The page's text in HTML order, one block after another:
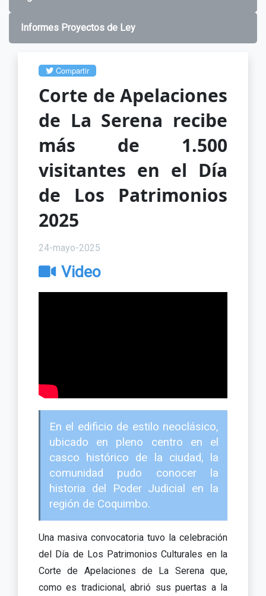
Informes Proyectos de Ley
Compartir
Corte de Apelaciones
de La Serena recibe
más de 1.500
visitantes en el Día
de Los Patrimonios
2025
24-mayo-2025
Video
En el edificio de estilo neoclásico,
ubicado en pleno centro en el
casco histórico de la ciudad, la
comunidad pudo conocer la
historia del Poder Judicial en la
región de Coquimbo.
Una masiva convocatoria tuvo la celebración
del Día de Los Patrimonios Culturales en la
Corte de Apelaciones de La Serena que,
como es tradicional, abrió sus puertas a la